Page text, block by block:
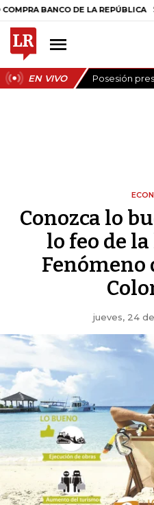
DE LA REPÚBLICA $ 408.498,97
EN VIVO Posesión
Conozca lo
lo feo de
Fenómeno
jueves, 24